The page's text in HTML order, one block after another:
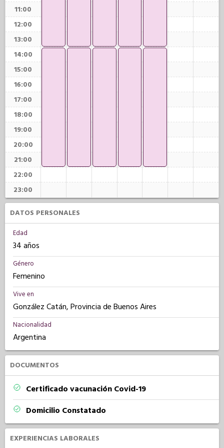
11:00
12:00
13:00
14:00
15:00
16:00
17:00
18:00
19:00
20:00
21:00
22:00
23:00
DATOS PERSONALES
Edad
34 años
Género
Femenino
Vive en
González Catán, Provincia de Buenos Aires
Nacionalidad
Argentina
DOCUMENTOS
Certificado vacunación Covid-19
Domicilio Constatado
EXPERIENCIAS LABORALES